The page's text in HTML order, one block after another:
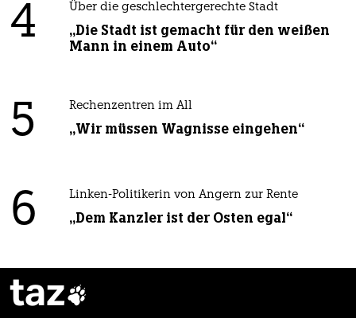
4 Über die geschlechtergerechte Stadt
„Die Stadt ist gemacht für den weißen
Mann in einem Auto“
5 Rechenzentren im All
„Wir müssen Wagnisse eingehen“
6 Linken-Politikerin von Angern zur Rente
„Dem Kanzler ist der Osten egal“
taz